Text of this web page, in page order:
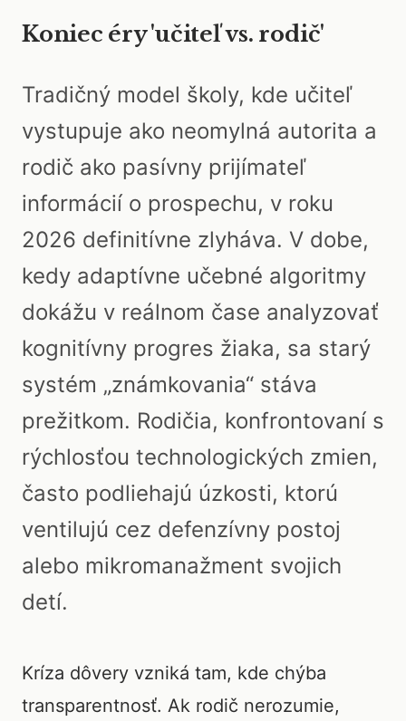
Koniec éry 'učiteľ vs. rodič'
Tradičný model školy, kde učiteľ
vystupuje ako neomylná autorita a
rodič ako pasívny prijímateľ
informácií o prospechu, v roku
2026 definitívne zlyháva. V dobe,
kedy adaptívne učebné algoritmy
dokážu v reálnom čase analyzovať
kognitívny progres žiaka, sa starý
systém „známkovania“ stáva
prežitkom. Rodičia, konfrontovaní s
rýchlosťou technologických zmien,
často podliehajú úzkosti, ktorú
ventilujú cez defenzívny postoj
alebo mikromanažment svojich
detí.
Kríza dôvery vzniká tam, kde chýba
transparentnosť. Ak rodič nerozumie,